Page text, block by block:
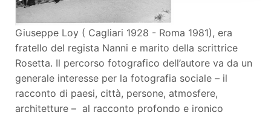
Giuseppe Loy ( Cagliari 1928 - Roma 1981), era
fratello del regista Nanni e marito della scrittrice
Rosetta. Il percorso fotografico dell’autore va da un
generale interesse per la fotografia sociale – il
racconto di paesi, città, persone, atmosfere,
architetture – al racconto profondo e ironico